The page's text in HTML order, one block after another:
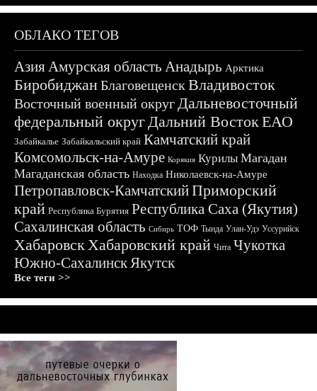
ОБЛАКО ТЕГОВ
АзияАмурская область Анадырь Арктика
БиробиджанБлаговещенскВладивосток
Восточный военный округДальневосточный
федеральный округДальний ВостокЕАО
Забайкалье Забайкальский край Камчатский край
Комсомольск-на-Амуре Корякия Курилы Магадан
Магаданская область Находка Николаевск-на-Амуре
Петропавловск-КамчатскийПриморский
край Республика Бурятия Республика Саха (Якутия)
Сахалинская область Сибирь ТОФ Тында Улан-Удэ Уссурийск
ХабаровскХабаровский край Чита Чукотка
Южно-СахалинскЯкутск
Все теги >>